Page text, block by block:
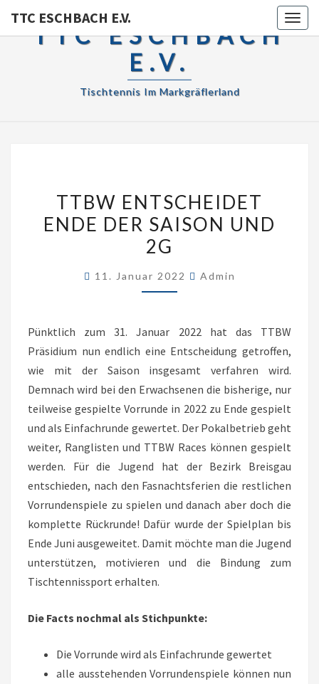
TTC ESCHBACH E.V.
TTC ESCHBACH
E.V.
Tischtennis Im Markgräflerland
ENTSCHEIDET
ENDE
DER
UND
TTBW ENTSCHEIDET
ENDE DER SAISON UND
2G
11. Januar 2022 Admin
Pünktlich zum 31. Januar 2022 hat das TTBW
Präsidium nun endlich eine Entscheidung getroffen,
wie mit der Saison insgesamt verfahren wird.
Demnach wird bei den Erwachsenen die bisherige, nur
teilweise gespielte Vorrunde in 2022 zu Ende gespielt
und als Einfachrunde gewertet. Der Pokalbetrieb geht
weiter, Ranglisten und TTBW Races können gespielt
werden. Für die Jugend hat der Bezirk Breisgau
entschieden, nach den Fasnachtsferien die restlichen
Vorrundenspiele zu spielen und danach aber doch die
komplette Rückrunde! Dafür wurde der Spielplan bis
Ende Juni ausgeweitet. Damit möchte man die Jugend
unterstützen, motivieren und die Bindung zum
Tischtennissport erhalten.
Die Facts nochmal als Stichpunkte:
Die Vorrunde wird als Einfachrunde gewertet
alle ausstehenden Vorrundenspiele können nun